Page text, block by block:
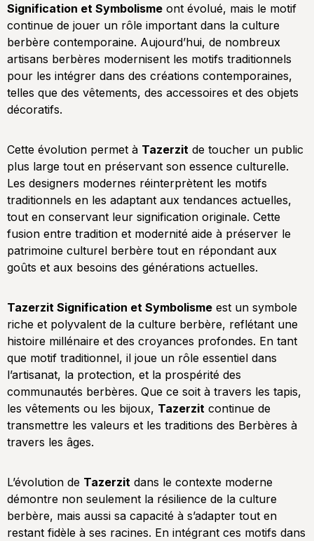
Signification et Symbolisme ont évolué, mais le motif
continue de jouer un rôle important dans la culture
berbère contemporaine. Aujourd’hui, de nombreux
artisans berbères modernisent les motifs traditionnels
pour les intégrer dans des créations contemporaines,
telles que des vêtements, des accessoires et des objets
décoratifs.
Cette évolution permet à Tazerzit de toucher un public
plus large tout en préservant son essence culturelle.
Les designers modernes réinterprètent les motifs
traditionnels en les adaptant aux tendances actuelles,
tout en conservant leur signification originale. Cette
fusion entre tradition et modernité aide à préserver le
patrimoine culturel berbère tout en répondant aux
goûts et aux besoins des générations actuelles.
Tazerzit Signification et Symbolisme est un symbole
riche et polyvalent de la culture berbère, reflétant une
histoire millénaire et des croyances profondes. En tant
que motif traditionnel, il joue un rôle essentiel dans
l’artisanat, la protection, et la prospérité des
communautés berbères. Que ce soit à travers les tapis,
les vêtements ou les bijoux, Tazerzit continue de
transmettre les valeurs et les traditions des Berbères à
travers les âges.
L’évolution de Tazerzit dans le contexte moderne
démontre non seulement la résilience de la culture
berbère, mais aussi sa capacité à s’adapter tout en
restant fidèle à ses racines. En intégrant ces motifs dans